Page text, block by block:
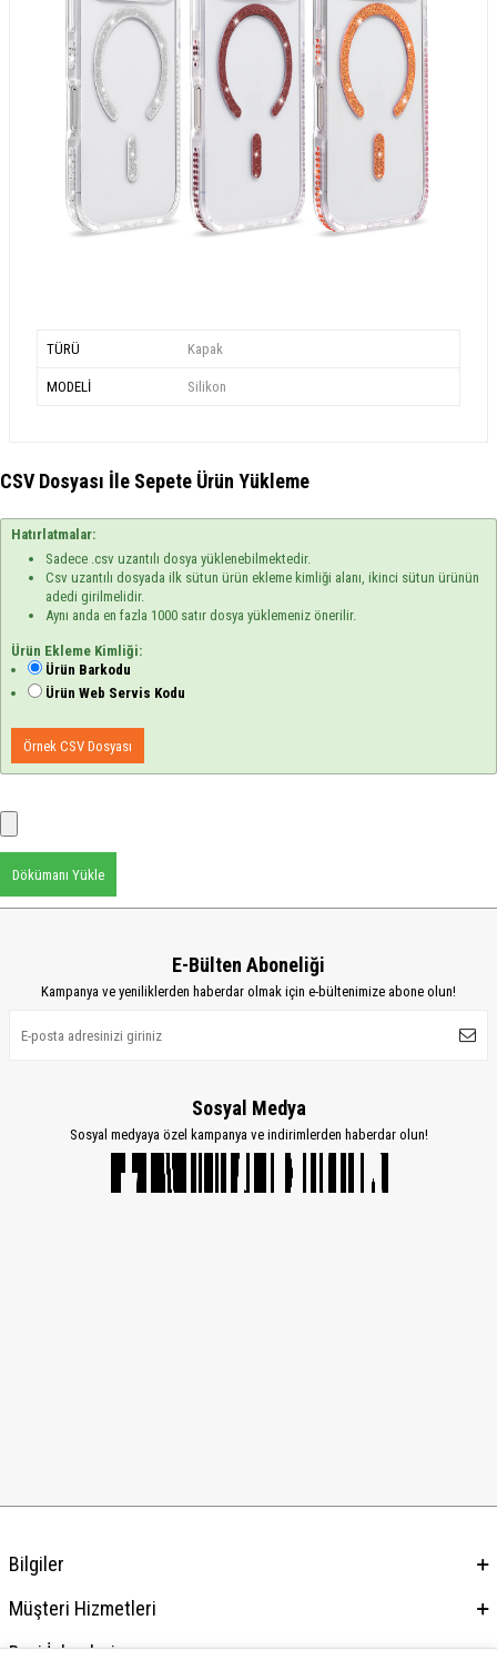
TÜRÜ Kapak
MODELİ Silikon
CSV Dosyası İle Sepete Ürün Yükleme
Hatırlatmalar:
Sadece .csv uzantılı dosya yüklenebilmektedir.
Csv uzantılı dosyada ilk sütun ürün ekleme kimliği alanı, ikinci sütun ürünün
adedi girilmelidir.
Aynı anda en fazla 1000 satır dosya yüklemeniz önerilir.
Ürün Ekleme Kimliği:
Ürün Barkodu
Ürün Web Servis Kodu
Örnek CSV Dosyası
Dökümanı Yükle
E-Bülten Aboneliği
Kampanya ve yeniliklerden haberdar olmak için e-bültenimize abone olun!
Sosyal Medya
Sosyal medyaya özel kampanya ve indirimlerden haberdar olun!
Bilgiler
Müşteri Hizmetleri
Bayi İşlemleri